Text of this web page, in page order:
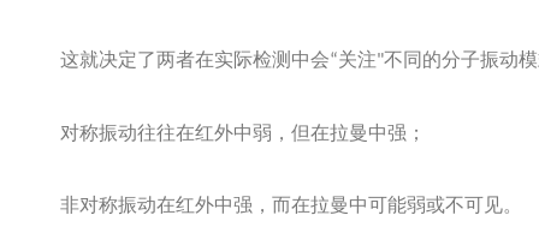
这就决定了两者在实际检测中会“关注"不同的分子振动
对称振动往往在红外中弱，但在拉曼中强；
非对称振动在红外中强，而在拉曼中可能弱或不可见。